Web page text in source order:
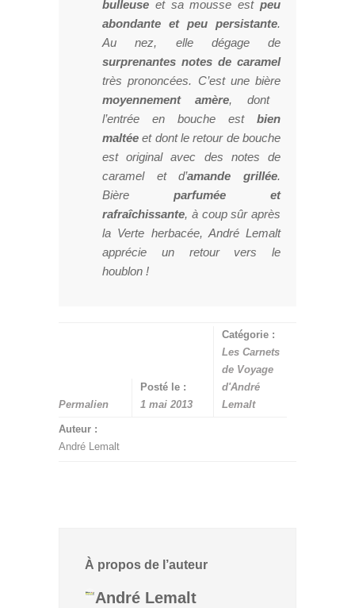
bulleuse et sa mousse est peu
abondante et peu persistante.
Au nez, elle dégage de
surprenantes notes de caramel
très prononcées. C’est une bière
moyennement amère, dont
l’entrée en bouche est bien
maltée et dont le retour de bouche
est original avec des notes de
caramel et d’amande grillée.
Bière parfumée et
rafraîchissante, à coup sûr après
la Verte herbacée, André Lemalt
apprécie un retour vers le
houblon !
Permalien
Posté le :
1 mai 2013
Catégorie :
Les Carnets
de Voyage
d'André
Lemalt
Auteur :
André Lemalt
À propos de l’auteur
André Lemalt